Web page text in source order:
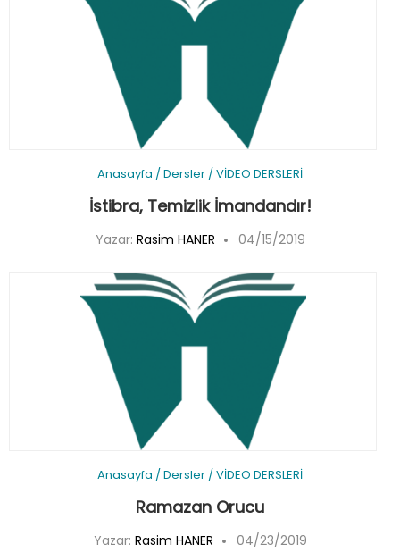
Anasayfa /Dersler /VİDEO DERSLERİ
İstibra, Temizlik İmandandır!
Yazar: Rasim HANER 04/15/2019
Anasayfa /Dersler /VİDEO DERSLERİ
Ramazan Orucu
Yazar: Rasim HANER 04/23/2019